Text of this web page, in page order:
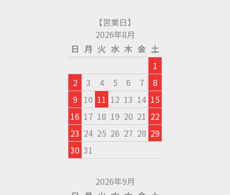
【営業日】
2026年8月
日 月 火 水 木 金 土
1
2
3 4 5 6 7
8
9 10 11 12 13 14 15
16 17 18 19 20 21 22
23 24 25 26 27 28 29
30 31
2026年9月